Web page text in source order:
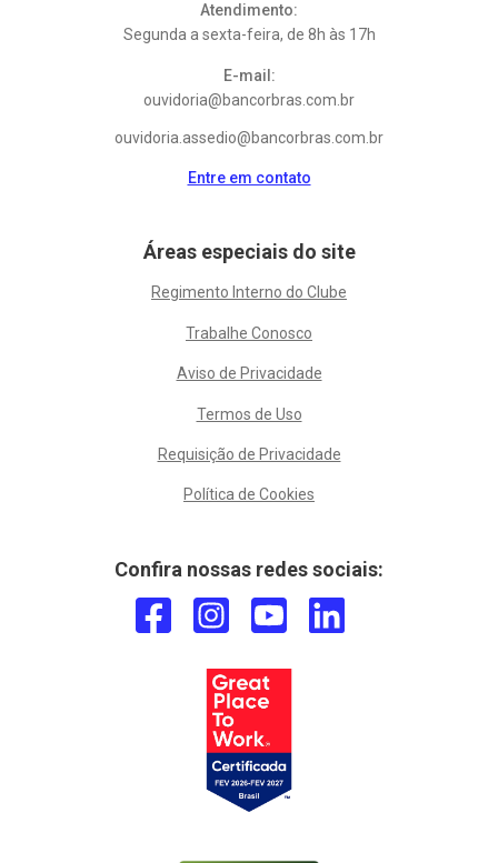
Atendimento:
Segunda a sexta-feira, de 8h às 17h
E-mail:
ouvidoria@bancorbras.com.br
ouvidoria.assedio@bancorbras.com.br
Entre em contato
Áreas especiais do site
Regimento Interno do Clube
Trabalhe Conosco
Aviso de Privacidade
Termos de Uso
Requisição de Privacidade
Política de Cookies
Confira nossas redes sociais: